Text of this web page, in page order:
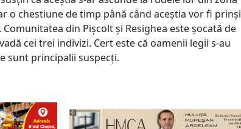
o chestiune de timp până când aceștia vor fi prinși
din Pișcolt și Resighea este șocată de
cei trei indivizi. Cert este că oamenii legii s-au
sunt principalii suspecți.